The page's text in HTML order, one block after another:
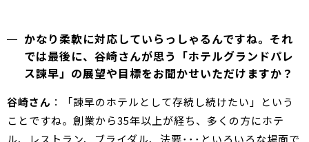
かなり柔軟に対応していらっしゃるんですね。それ
では最後に、谷崎さんが思う「ホテルグランドパレ
ス諫早」の展望や目標をお聞かせいただけますか？
谷崎さん ：「諫早のホテルとして存続し続けたい」という
ことですね。創業から35年以上が経ち、多くの方にホテ